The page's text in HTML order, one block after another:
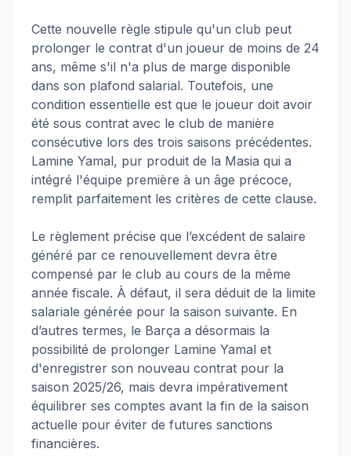
Cette nouvelle règle stipule qu'un club peut
prolonger le contrat d'un joueur de moins de 24
ans, même s'il n'a plus de marge disponible
dans son plafond salarial. Toutefois, une
condition essentielle est que le joueur doit avoir
été sous contrat avec le club de manière
consécutive lors des trois saisons précédentes.
Lamine Yamal, pur produit de la Masia qui a
intégré l'équipe première à un âge précoce,
remplit parfaitement les critères de cette clause.
Le règlement précise que l’excédent de salaire
généré par ce renouvellement devra être
compensé par le club au cours de la même
année fiscale. À défaut, il sera déduit de la limite
salariale générée pour la saison suivante. En
d’autres termes, le Barça a désormais la
possibilité de prolonger Lamine Yamal et
d'enregistrer son nouveau contrat pour la
saison 2025/26, mais devra impérativement
équilibrer ses comptes avant la fin de la saison
actuelle pour éviter de futures sanctions
financières.